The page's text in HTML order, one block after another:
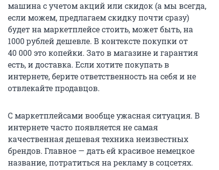
машина с учетом акций или скидок (а мы всегда,
если можем, предлагаем скидку почти сразу)
будет на маркетплейсе стоить, может быть, на
1000 рублейдешевле. В контексте покупки от
40 000это копейки. Зато в магазине и гарантия
есть, и доставка. Если хотите покупать в
интернете, берите ответственность на себя и не
отвлекайте продавцов.
С маркетплейсами вообще ужасная ситуация. В
интернете часто появляется не самая
качественная дешевая техника неизвестных
брендов. Главное — дать ей красивое немецкое
название, потратиться на рекламу в соцсетях.